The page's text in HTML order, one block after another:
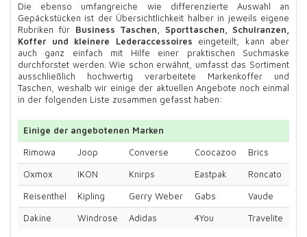
Die ebenso umfangreiche wie differenzierte Auswahl an
Gepäckstücken ist der Übersichtlichkeit halber in jeweils eigene
Rubriken für Business Taschen, Sporttaschen, Schulranzen,
Koffer und kleinere Lederaccessoires eingeteilt, kann aber
auch ganz einfach mit Hilfe einer praktischen Suchmaske
durchforstet werden. Wie schon erwähnt, umfasst das Sortiment
ausschließlich hochwertig verarbeitete Markenkoffer und
Taschen, weshalb wir einige der aktuellen Angebote noch einmal
in der folgenden Liste zusammen gefasst haben:
Einige der angebotenen Marken
Rimowa
Joop Converse Coocazoo
Brics
Oxmox
IKON Knirps Eastpak
Roncato
Reisenthel
Kipling Gerry Weber Gabs
Vaude
Dakine
Windrose Adidas 4You Travelite